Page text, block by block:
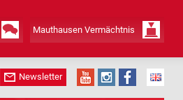
Mauthausen Vermächtnis
Newsletter